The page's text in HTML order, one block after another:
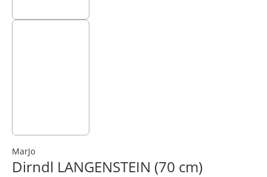
MarJo
Dirndl LANGENSTEIN (70 cm)